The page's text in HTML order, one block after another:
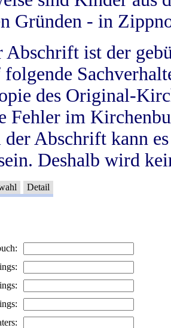
Gründen - in
Abschrift ist der
des Original-
Fehler im
Abschrift kann
Deshalb wird
Detail